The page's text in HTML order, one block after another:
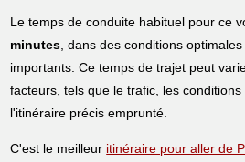
Le temps de conduite habituel pour ce
minutes, dans des conditions
importants. Ce temps de trajet peut
facteurs, tels que le trafic, les
l'itinéraire précis emprunté.
C'est le meilleur itinéraire pour aller de